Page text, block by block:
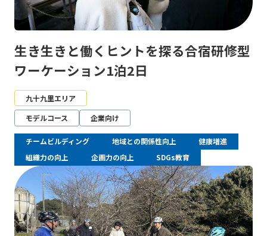
生き生きと働くヒントを探る合宿研修型
ワーケーション1泊2日
九十九里エリア
モデルコース
企業向け
チームビルディング 地域との関係性向上
健康増進
組織力の向上
企画力の向上 SDGs教育